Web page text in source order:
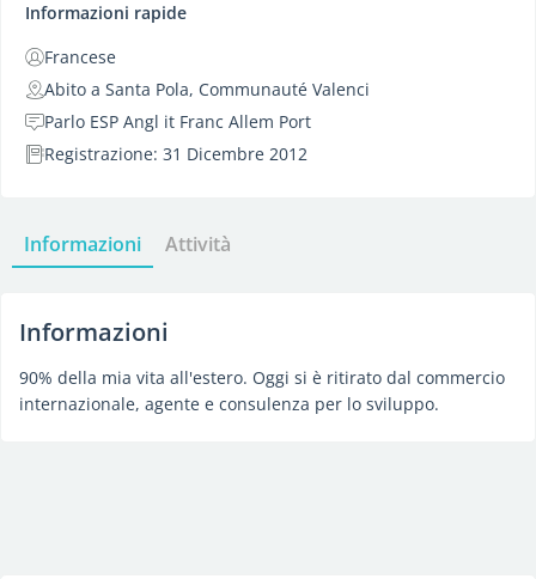
Informazioni rapide
Francese
Abito a Santa Pola, Communauté Valenci
Parlo ESP Angl it Franc Allem Port
Registrazione: 31 Dicembre 2012
Informazioni Attività
Informazioni
90% della mia vita all'estero. Oggi si è ritirato dal commercio
internazionale, agente e consulenza per lo sviluppo.